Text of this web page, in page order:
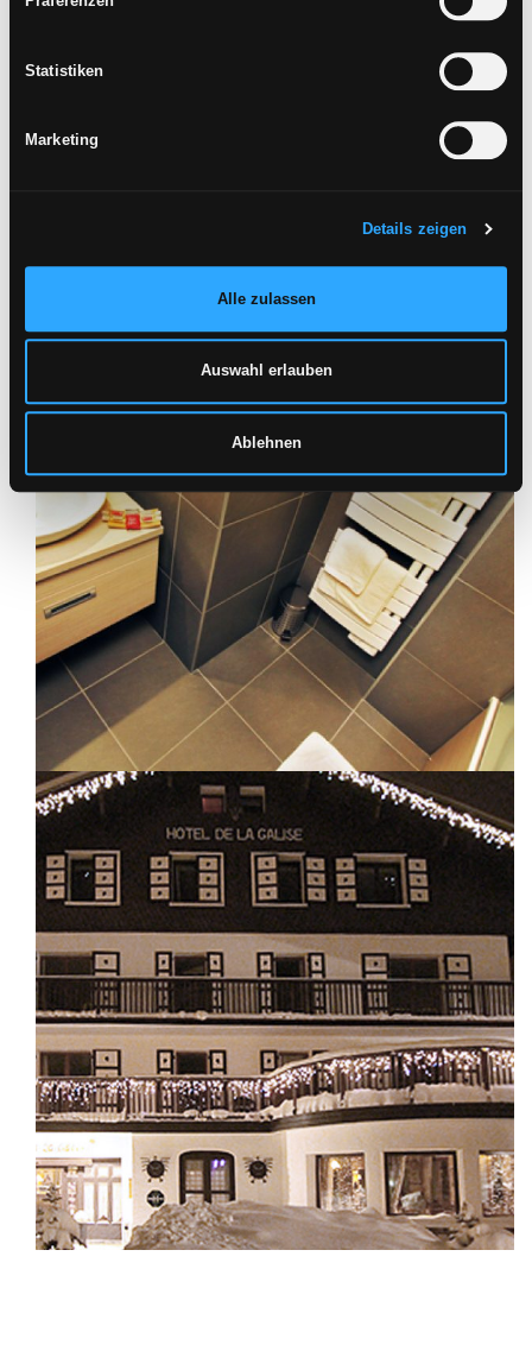
Statistiken
Marketing
Details zeigen
Alle zulassen
Auswahl erlauben
Ablehnen